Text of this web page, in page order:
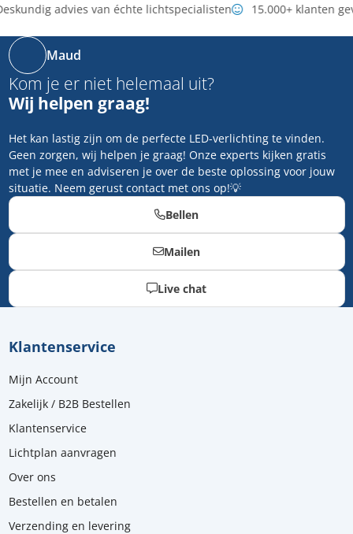
advies van échte lichtspecialisten 15.000+ klanten
Maud
Kom je er niet helemaal uit?
Wij helpen graag!
Het kan lastig zijn om de perfecte LED-verlichting te vinden.
Geen zorgen, wij helpen je graag! Onze experts kijken gratis
met je mee en adviseren je over de beste oplossing voor jouw
situatie. Neem gerust contact met ons op!💡
Bellen
Mailen
Live chat
Klantenservice
Mijn Account
Zakelijk / B2B Bestellen
Klantenservice
Lichtplan aanvragen
Over ons
Bestellen en betalen
Verzending en levering